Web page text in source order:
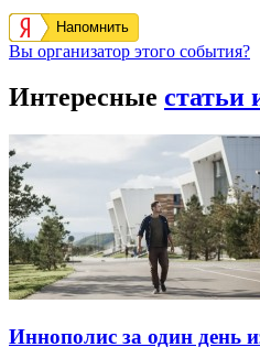
Напомнить
Вы организатор этого события?
Интересные статьи
Иннополис за один день